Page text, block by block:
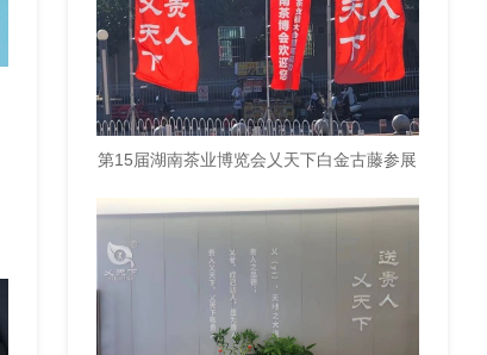
第15届湖南茶业博览会乂天下白金古藤参展